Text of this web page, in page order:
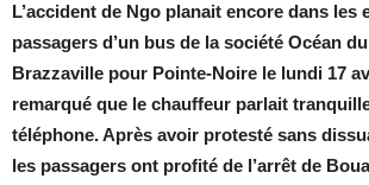
L’accident de Ngo planait encore dans les
passagers d’un bus de la société Océan
Brazzaville pour Pointe-Noire le lundi 17
remarqué que le chauffeur parlait
téléphone. Après avoir protesté sans
les passagers ont profité de l’arrêt de